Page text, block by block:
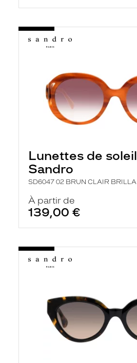
Lunettes de soleil
Sandro
SD6047 02 BRUN CLAIR BRILLA
À partir de
139,00 €